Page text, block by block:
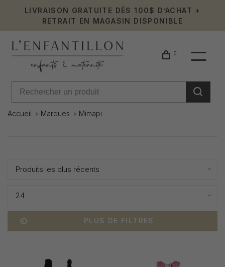
LIVRAISON GRATUITE DÈS 100$ D’ACHAT +
RETRAIT EN MAGASIN DISPONIBLE
0
Accueil Marques Mimapi
Produits les plus récents
24
PLUS DE FILTRES